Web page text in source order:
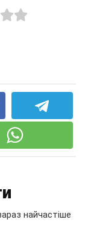
найчастіше